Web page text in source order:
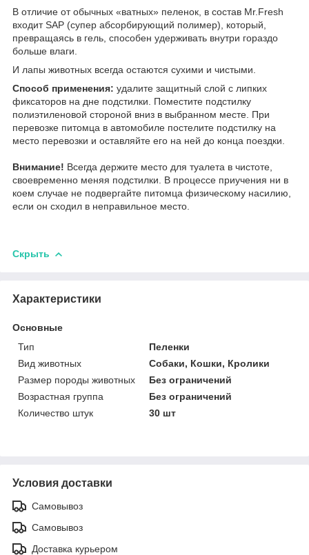
В отличие от обычных «ватных» пеленок, в состав Mr.Fresh
входит SAP (супер абсорбирующий полимер), который,
превращаясь в гель, способен удерживать внутри гораздо
больше влаги.
И лапы животных всегда остаются сухими и чистыми.
Способ применения: удалите защитный слой с липких
фиксаторов на дне подстилки. Поместите подстилку
полиэтиленовой стороной вниз в выбранном месте. При
перевозке питомца в автомобиле постелите подстилку на
место перевозки и оставляйте его на ней до конца поездки.
Внимание! Всегда держите место для туалета в чистоте,
своевременно меняя подстилки. В процессе приучения ни в
коем случае не подвергайте питомца физическому насилию,
если он сходил в неправильное место.
Скрыть
Характеристики
Основные
Тип
Пеленки
Вид животных
Собаки, Кошки, Кролики
Размер породы животных
Без ограничений
Возрастная группа
Без ограничений
Количество штук
30 шт
Условия доставки
Самовывоз
Самовывоз
Доставка курьером